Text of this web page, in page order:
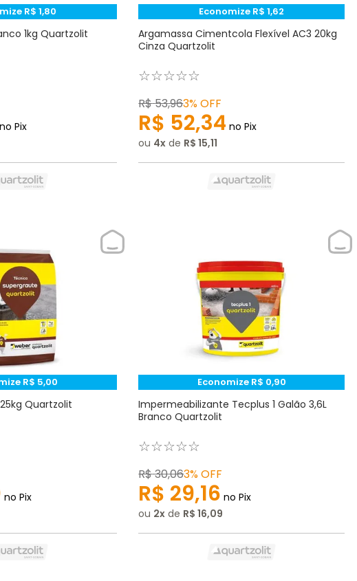
R$ 1,80
1kg Quartzolit
no Pix
Economize R$ 1,62
Argamassa Cimentcola Flexível AC3 20kg
Cinza Quartzolit
☆☆☆☆☆
R$53,963%OFF
R$ 52,34 no Pix
ou 4 de R$ 15,11
R$ 5,00
Quartzolit
no Pix
Economize R$ 0,90
Impermeabilizante Tecplus 1 Galão 3,6L
Branco Quartzolit
☆☆☆☆☆
R$30,063%OFF
R$ 29,16 no Pix
ou 2 de R$ 16,09